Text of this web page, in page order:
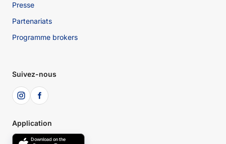
Presse
Partenariats
Programme brokers
Suivez-nous
Application
Download on the